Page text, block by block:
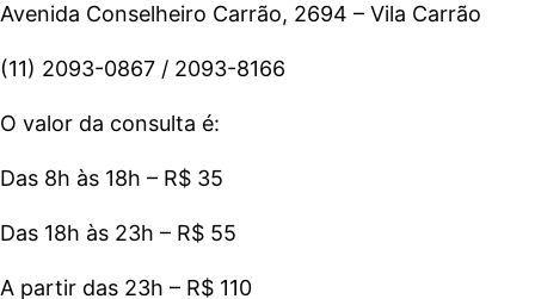
Avenida Conselheiro Carrão, 2694 – Vila Carrão
(11) 2093-0867 / 2093-8166
O valor da consulta é:
Das 8h às 18h – R$ 35
Das 18h às 23h – R$ 55
A partir das 23h – R$ 110